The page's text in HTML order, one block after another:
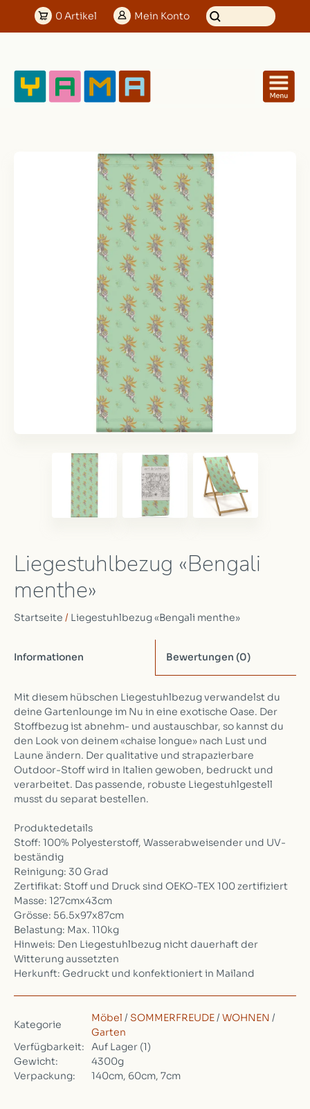
0Artikel Mein Konto
Liegestuhlbezug «Bengali
menthe»
Startseite / Liegestuhlbezug «Bengali menthe»
Informationen Bewertungen (0)
Mit diesem hübschen Liegestuhlbezug verwandelst du
deine Gartenlounge im Nu in eine exotische Oase. Der
Stoffbezug ist abnehm- und austauschbar, so kannst du
den Look von deinem «chaise longue» nach Lust und
Laune ändern. Der qualitative und strapazierbare
Outdoor-Stoff wird in Italien gewoben, bedruckt und
verarbeitet. Das passende, robuste Liegestuhlgestell
musst du separat bestellen.
Produktedetails
Stoff: 100% Polyesterstoff, Wasserabweisender und UV-
beständig
Reinigung: 30 Grad
Zertifikat: Stoff und Druck sind OEKO-TEX 100 zertifiziert
Masse: 127cmx43cm
Grösse: 56.5x97x87cm
Belastung: Max. 110kg
Hinweis: Den Liegestuhlbezug nicht dauerhaft der
Witterung aussetzten
Herkunft: Gedruckt und konfektioniert in Mailand
Kategorie
Möbel / SOMMERFREUDE/ WOHNEN /
Garten
Verfügbarkeit:
Auf Lager (1)
Gewicht:
4300g
Verpackung:
140cm, 60cm, 7cm